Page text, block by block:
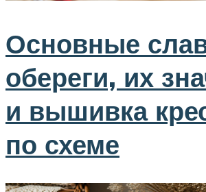
Основные
обереги, их
и вышивка
по схеме